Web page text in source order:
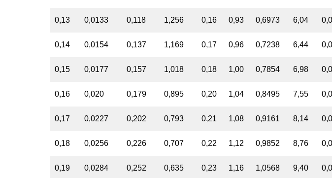
0,13 0,0133 0,118 1,256 0,16 0,93 0,6973 6,04
0,14 0,0154 0,137 1,169 0,17 0,96 0,7238 6,44
0,15 0,0177 0,157 1,018 0,18 1,00 0,7854 6,98
0,16 0,020 0,179 0,895 0,20 1,04 0,8495 7,55
0,17 0,0227 0,202 0,793 0,21 1,08 0,9161 8,14
0,18 0,0256 0,226 0,707 0,22 1,12 0,9852 8,76
0,19 0,0284 0,252 0,635 0,23 1,16 1,0568 9,40